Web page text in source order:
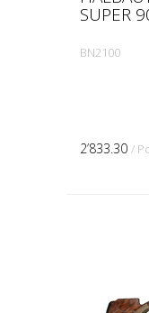
SUPER
BN2100
2’833.30 /